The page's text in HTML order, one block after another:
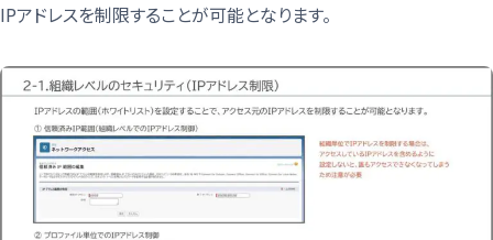
IPアドレスを制限することが可能となります。